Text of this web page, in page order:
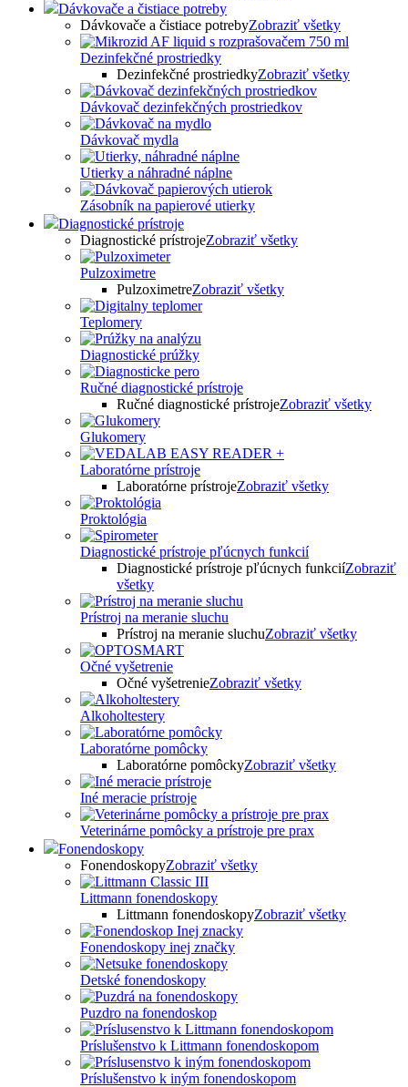
Dávkovače a čistiace potreby
Dávkovače a čistiace potrebyZobraziť všetky
Dezinfekčné prostriedky
Dezinfekčné prostriedkyZobraziť všetky
Dávkovač dezinfekčných prostriedkov
Dávkovač mydla
Utierky a náhradné náplne
Zásobník na papierové utierky
Diagnostické prístroje
Diagnostické prístrojeZobraziť všetky
Pulzoximetre
PulzoximetreZobraziť všetky
Teplomery
Diagnostické prúžky
Ručné diagnostické prístroje
Ručné diagnostické prístrojeZobraziť všetky
Glukomery
Laboratórne prístroje
Laboratórne prístrojeZobraziť všetky
Proktológia
Diagnostické prístroje pľúcnych funkcií
Diagnostické prístroje pľúcnych funkciíZobraziť
všetky
Prístroj na meranie sluchu
Prístroj na meranie sluchuZobraziť všetky
Očné vyšetrenie
Očné vyšetrenieZobraziť všetky
Alkoholtestery
Laboratórne pomôcky
Laboratórne pomôckyZobraziť všetky
Iné meracie prístroje
Veterinárne pomôcky a prístroje pre prax
Fonendoskopy
FonendoskopyZobraziť všetky
Littmann fonendoskopy
Littmann fonendoskopyZobraziť všetky
Fonendoskopy inej značky
Detské fonendoskopy
Puzdro na fonendoskop
Príslušenstvo k Littmann fonendoskopom
Príslušenstvo k iným fonendoskopom